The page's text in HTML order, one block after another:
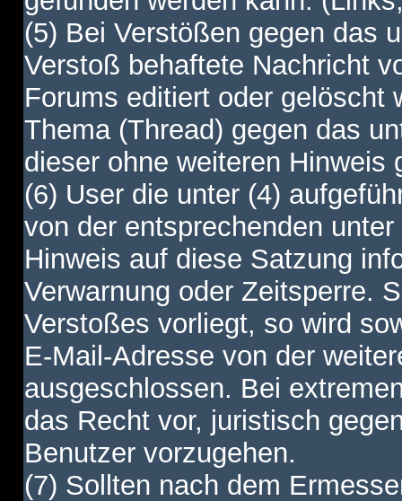
(5) Bei Verstößen gegen das
Verstoß behaftete Nachricht
Forums editiert oder gelöscht
Thema (Thread) gegen das
dieser ohne weiteren Hinweis
(6) User die unter (4)
von der entsprechenden
Hinweis auf diese Satzung
Verwarnung oder Zeitsperre.
Verstoßes vorliegt, so wird
E-Mail-Adresse von der
ausgeschlossen. Bei
das Recht vor, juristisch
Benutzer vorzugehen.
(7) Sollten nach dem